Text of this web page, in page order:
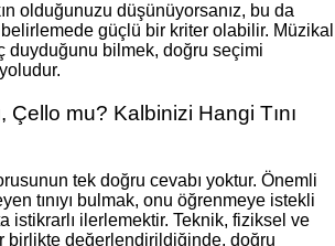
olduğunuzu düşünüyorsanız, bu da
güçlü bir kriter olabilir. Müzikal
duyduğunu bilmek, doğru seçimi
Çello mu? Kalbinizi Hangi Tını
tek doğru cevabı yoktur. Önemli
tınıyı bulmak, onu öğrenmeye istekli
istikrarlı ilerlemektir. Teknik, fiziksel ve
birlikte değerlendirildiğinde, doğru